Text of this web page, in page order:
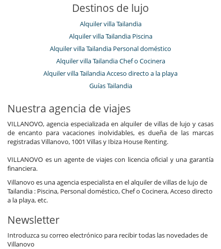
Destinos de lujo
Alquiler villa Tailandia
Alquiler villa Tailandia Piscina
Alquiler villa Tailandia Personal doméstico
Alquiler villa Tailandia Chef o Cocinera
Alquiler villa Tailandia Acceso directo a la playa
Guías Tailandia
Nuestra agencia de viajes
VILLANOVO, agencia especializada en alquiler de villas de lujo y casas
de encanto para vacaciones inolvidables, es dueña de las marcas
registradas Villanovo, 1001 Villas y Ibiza House Renting.
VILLANOVO es un agente de viajes con licencia oficial y una garantía
financiera.
Villanovo es una agencia especialista en el alquiler de villas de lujo de
Tailandia : Piscina, Personal doméstico, Chef o Cocinera, Acceso directo
a la playa, etc.
Newsletter
Introduzca su correo electrónico para recibir todas las novedades de
Villanovo